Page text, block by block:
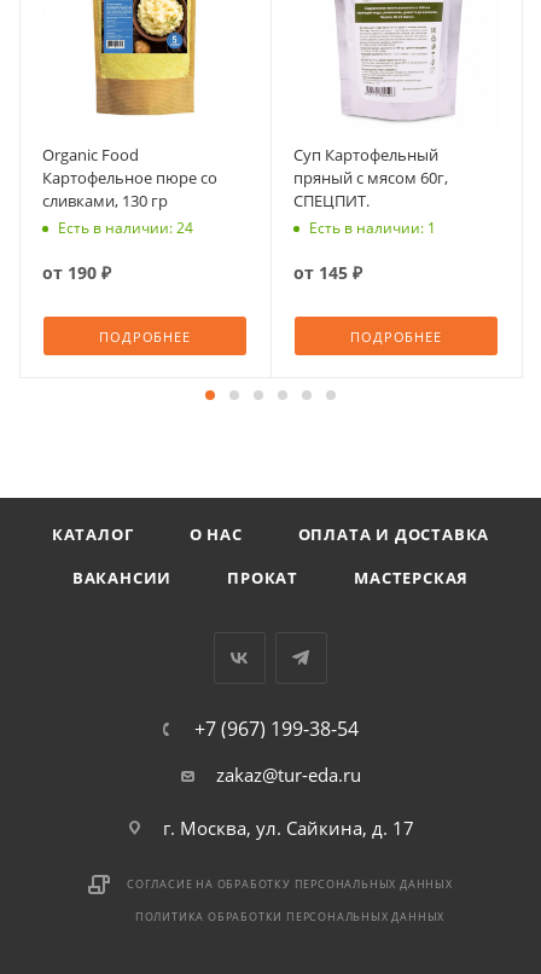
Organic Food
Картофельное пюре со
сливками, 130 гр
Есть в наличии: 24
от 190 ₽
ПОДРОБНЕЕ
Суп Картофельный
пряный с мясом 60г,
СПЕЦПИТ.
Есть в наличии: 1
от 145 ₽
ПОДРОБНЕЕ
КАТАЛОГ О НАС
ОПЛАТА И ДОСТАВКА
ВАКАНСИИ
ПРОКАТ МАСТЕРСКАЯ
+7 (967) 199-38-54
zakaz@tur-eda.ru
г. Москва, ул. Сайкина, д. 17
СОГЛАСИЕ НА ОБРАБОТКУ ПЕРСОНАЛЬНЫХ ДАННЫХ
ПОЛИТИКА ОБРАБОТКИ ПЕРСОНАЛЬНЫХ ДАННЫХ